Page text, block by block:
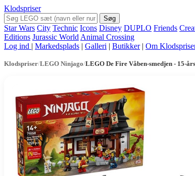
Klodspriser
Søg
Star Wars City Technic Icons Disney DUPLO Friends
Editions Jurassic World Animal Crossing
Log ind | Markedsplads | Galleri | Butikker | Om
Klodspriser/LEGO Ninjago/LEGO De Fire Våben-smedjen - 15-